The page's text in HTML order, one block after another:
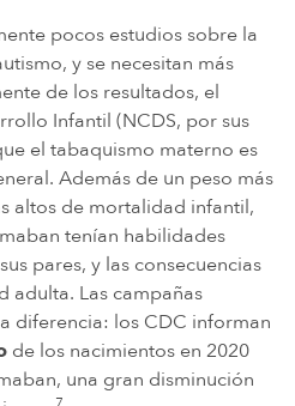
pocos estudios sobre la
y se necesitan más
de los resultados, el
Infantil (NCDS, por sus
el tabaquismo materno es
Además de un peso más
altos de mortalidad infantil,
tenían habilidades
pares, y las consecuencias
adulta. Las campañas
diferencia: los CDC informan
de los nacimientos en 2020
una gran disminución